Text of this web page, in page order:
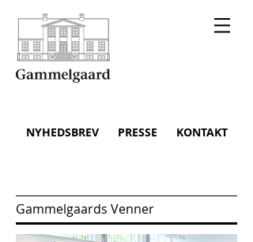
NYHEDSBREV PRESSE KONTAKT
Gammelgaards Venner